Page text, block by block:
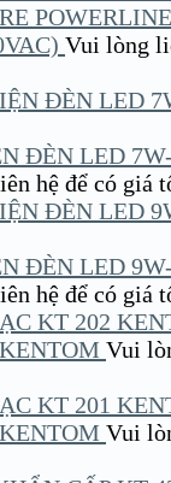
Vui lòng
ĐÈN LED
hệ để có giá
ĐÈN LED
hệ để có giá
Vui
Vui